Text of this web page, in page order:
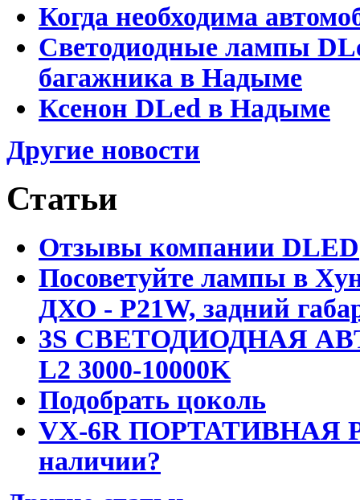
Когда необходима
Светодиодные лампы
багажника в Надыме
Ксенон DLed в Надыме
Другие новости
Статьи
Отзывы компании DLED
Посоветуйте лампы в
ДХО - P21W, задний
3S СВЕТОДИОДНАЯ
L2 3000-10000K
Подобрать цоколь
VX-6R ПОРТАТИВНАЯ
наличии?